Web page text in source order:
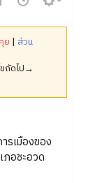
ย | ส่วน
ถัดไป→
รเมืองของ
ภอชะอวด